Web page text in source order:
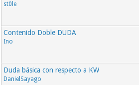
st0le
Contenido Doble DUDA
Ino
Duda básica con respecto a KW
DanielSayago